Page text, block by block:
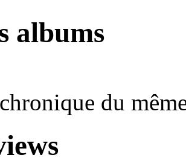
albums
du